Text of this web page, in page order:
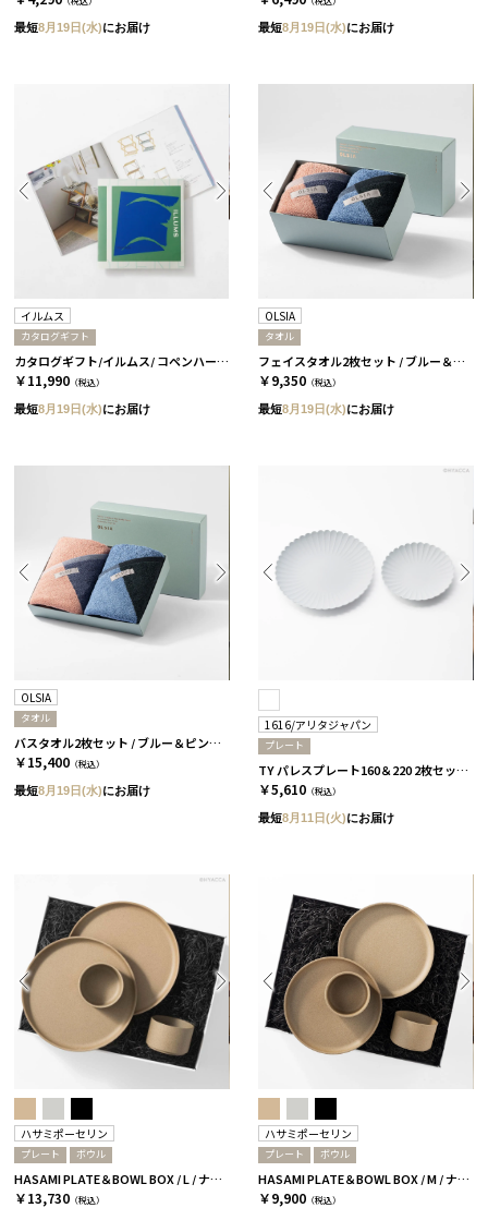
最短8月19日(水)にお届け 最短8月19日(水)にお届け
イルムス
カタログギフト
カタログギフト/イルムス/ コペンハーゲン
￥11,990 （税込）
最短8月19日(水)にお届け
OLSIA
タオル
フェイスタオル2枚セット / ブルー＆ピンク［オルシア］
￥9,350 （税込）
最短8月19日(水)にお届け
OLSIA
タオル
バスタオル2枚セット / ブルー＆ピンク［オルシア］
￥15,400 （税込）
最短8月19日(水)にお届け
1616/アリタジャパン
プレート
TY パレスプレート160＆220 2枚セット［1616/アリタジャパン］
￥5,610 （税込）
最短8月11日(火)にお届け
ハサミポーセリン
プレート ボウル
HASAMI PLATE＆BOWL BOX / L / ナチュラル［ハサミポーセリン］
￥13,730 （税込）
ハサミポーセリン
プレート ボウル
HASAMI PLATE＆BOWL BOX / M / ナチュラル［ハサミポーセリン］
￥9,900 （税込）